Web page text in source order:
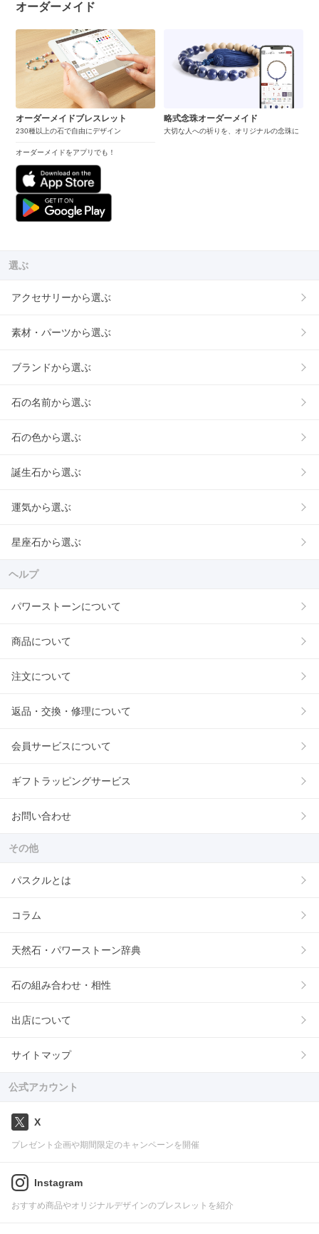
オーダーメイド
オーダーメイドブレスレット
230種以上の石で自由にデザイン
オーダーメイドをアプリでも！
略式念珠オーダーメイド
大切な人への祈りを、オリジナルの念珠に
選ぶ
アクセサリーから選ぶ
素材・パーツから選ぶ
ブランドから選ぶ
石の名前から選ぶ
石の色から選ぶ
誕生石から選ぶ
運気から選ぶ
星座石から選ぶ
ヘルプ
パワーストーンについて
商品について
注文について
返品・交換・修理について
会員サービスについて
ギフトラッピングサービス
お問い合わせ
その他
パスクルとは
コラム
天然石・パワーストーン辞典
石の組み合わせ・相性
出店について
サイトマップ
公式アカウント
X
プレゼント企画や期間限定のキャンペーンを開催
Instagram
おすすめ商品やオリジナルデザインのブレスレットを紹介